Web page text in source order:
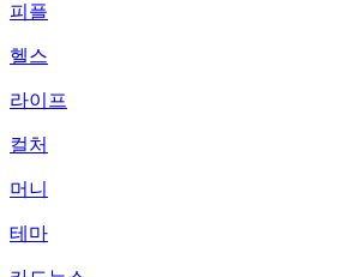
피플
헬스
라이프
컬처
머니
테마